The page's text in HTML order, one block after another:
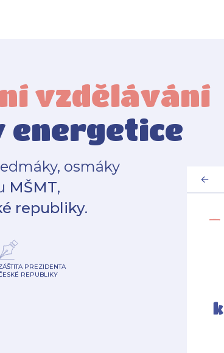
vzdělávání
energetice
osmáky
MŠMT,
republiky.
PREZIDENTA
REPUBLIKY